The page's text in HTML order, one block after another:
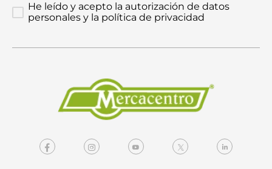
He leído y acepto la autorización de datos
personales y la política de privacidad